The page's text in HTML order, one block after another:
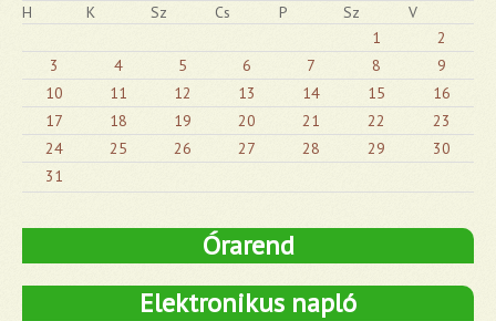
H
K Sz Cs P Sz
V
1
2
3
4 5 6 7 8
9
10
11 12 13 14 15
16
17
18 19 20 21 22
23
24
25 26 27 28 29
30
31
Órarend
Elektronikus napló